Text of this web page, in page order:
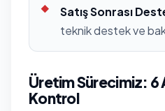
Satış Sonrası
teknik destek ve
Üretim Sürecimiz: 6
Kontrol